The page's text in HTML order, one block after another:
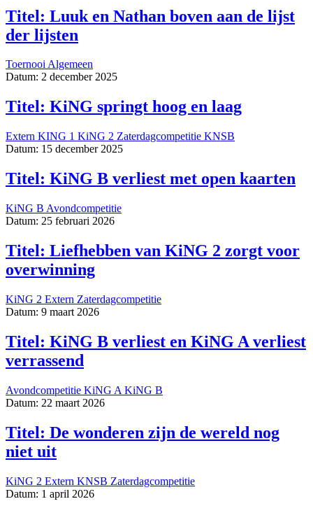
Titel: Luuk en Nathan boven aan de lijst
der lijsten
ToernooiAlgemeen
Datum: 2 december 2025
Titel: KiNG springt hoog en laag
Extern KING 1 KiNG 2 Zaterdagcompetitie KNSB
Datum: 15 december 2025
Titel: KiNG B verliest met open kaarten
KiNG B Avondcompetitie
Datum: 25 februari 2026
Titel: Liefhebben van KiNG 2 zorgt voor
overwinning
KiNG 2 Extern Zaterdagcompetitie
Datum: 9 maart 2026
Titel: KiNG B verliest en KiNG A verliest
verrassend
Avondcompetitie KiNG A KiNG B
Datum: 22 maart 2026
Titel: De wonderen zijn de wereld nog
niet uit
KiNG 2 Extern KNSB Zaterdagcompetitie
Datum: 1 april 2026